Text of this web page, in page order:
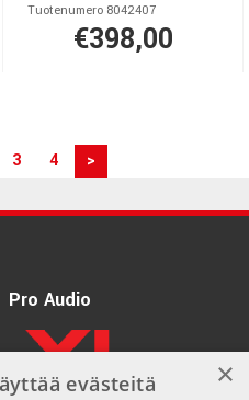
Tuotenumero 8042407
€398,00
3 4 >
Pro Audio
×
evästeitä